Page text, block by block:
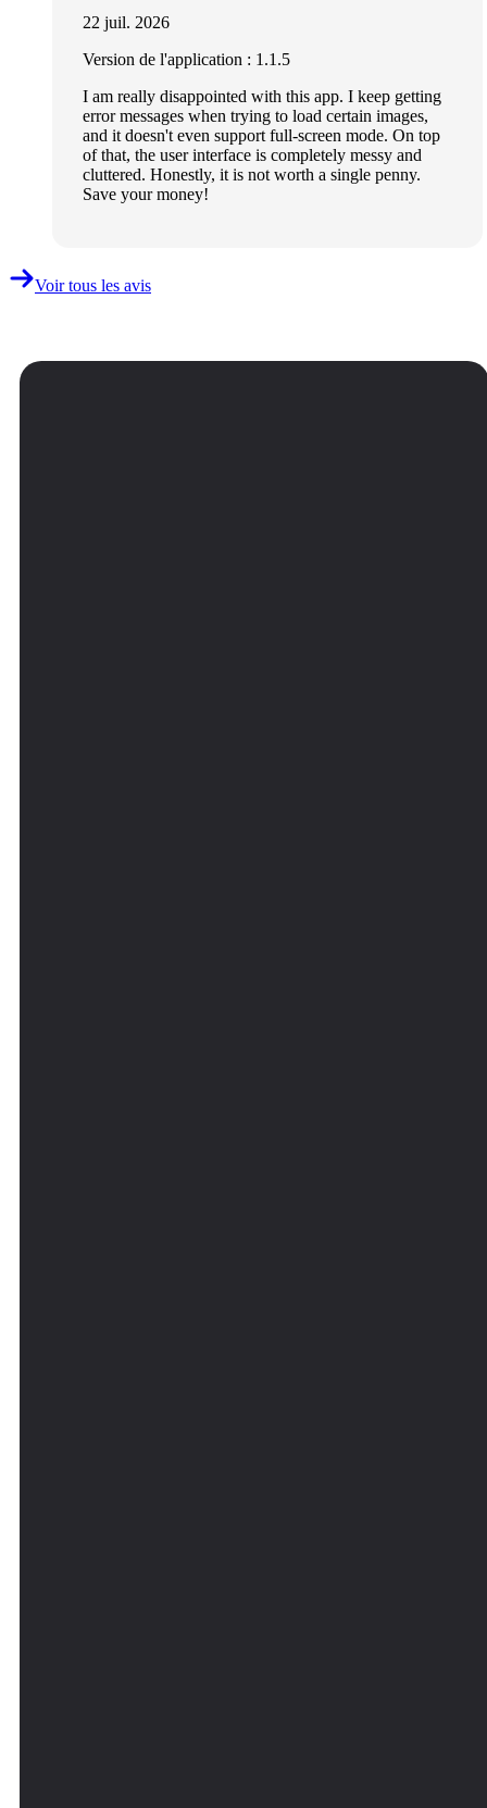
22 juil. 2026
Version de l'application : 1.1.5
I am really disappointed with this app. I keep getting
error messages when trying to load certain images,
and it doesn't even support full-screen mode. On top
of that, the user interface is completely messy and
cluttered. Honestly, it is not worth a single penny.
Save your money!
Voir tous les avis